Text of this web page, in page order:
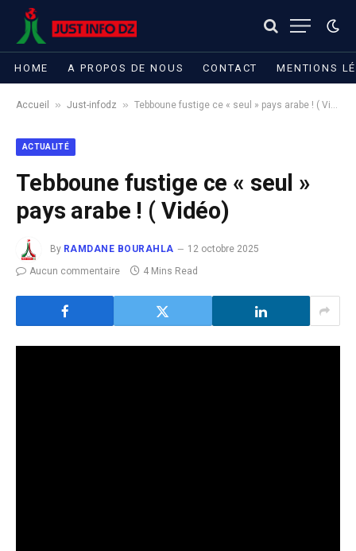
HOME A PROPOS DE NOUS CONTACT MENTIONS
Accueil » Just-infodz » Tebboune fustige ce « seul » pays arabe ! ( Vidéo)
ACTUALITÉ
Tebboune fustige ce « seul »
pays arabe ! ( Vidéo)
By RAMDANE BOURAHLA
12 octobre 2025
Aucun commentaire
4 Mins Read